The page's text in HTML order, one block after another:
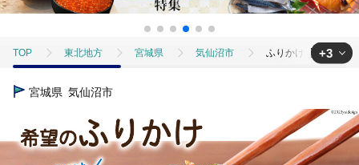
TOP 東北地方 宮城県 気仙沼市 ふりかけ 家族団らん
TOP
ふりかけ 家族団らん 希望のふりかけ
TOP 加工食品 ほかの加工食品 ふりかけ 家族団らん 希望
+3
宮城県 気仙沼市